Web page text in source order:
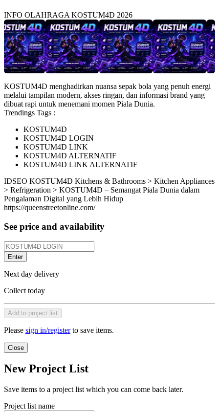
INFO OLAHRAGA KOSTUM4D 2026
KOSTUM4D menghadirkan nuansa sepak bola yang penuh energi
melalui tampilan modern, akses ringan, dan informasi brand yang
dibuat rapi untuk menemani momen Piala Dunia.
Trendings Tags :
KOSTUM4D
KOSTUM4D LOGIN
KOSTUM4D LINK
KOSTUM4D ALTERNATIF
KOSTUM4D LINK ALTERNATIF
IDSEO KOSTUM4D Kitchens & Bathrooms > Kitchen Appliances
> Refrigeration > KOSTUM4D – Semangat Piala Dunia dalam
Pengalaman Digital yang Lebih Hidup
https://queenstreetonline.com/
See price and availability
Enter
Next day delivery
Collect today
Add to project list
Please sign in/registerto save items.
Close
New Project List
Save items to a project list which you can come back later.
Project list name